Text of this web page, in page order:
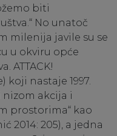
biti
No unatoč
milenija javile su se
u okviru opće
ATTACK!
nastaje 1997.
akcija i
prostorima“ kao
2014: 205), a jedna